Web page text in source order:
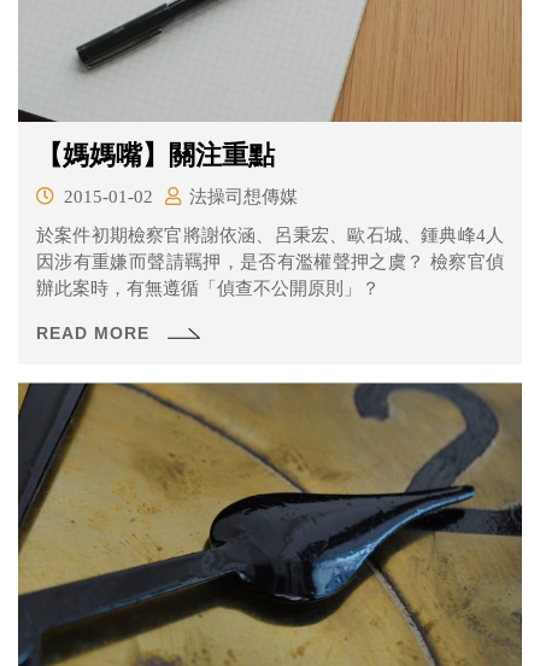
【媽媽嘴】關注重點
2015-01-02
法操司想傳媒
於案件初期檢察官將謝依涵、呂秉宏、歐石城、鍾典峰4人
因涉有重嫌而聲請羈押，是否有濫權聲押之虞？ 檢察官偵
辦此案時，有無遵循「偵查不公開原則」？
READ MORE